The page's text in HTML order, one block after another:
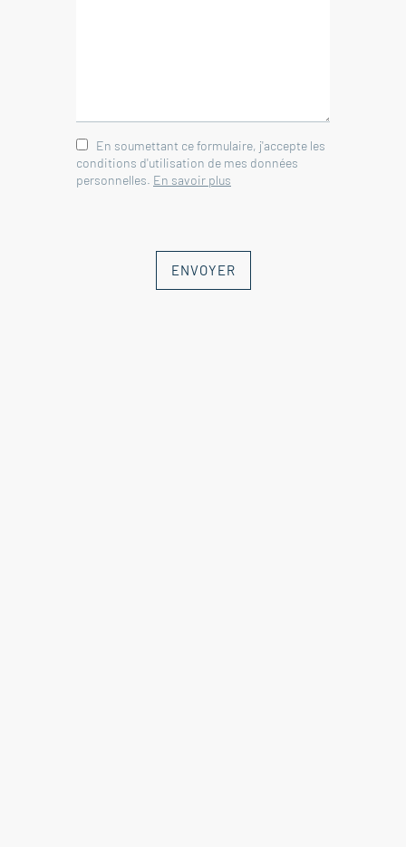
En soumettant ce formulaire, j'accepte les
conditions d'utilisation de mes données
personnelles. En savoir plus
ENVOYER